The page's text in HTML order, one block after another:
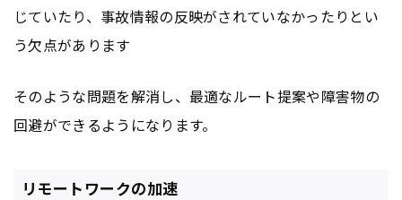
じていたり、事故情報の反映がされていなかったりとい
う欠点があります
そのような問題を解消し、最適なルート提案や障害物の
回避ができるようになります。
リモートワークの加速